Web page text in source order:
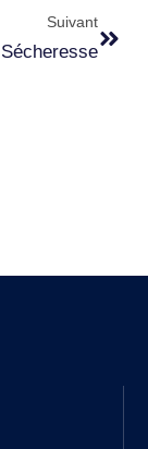
Suivant